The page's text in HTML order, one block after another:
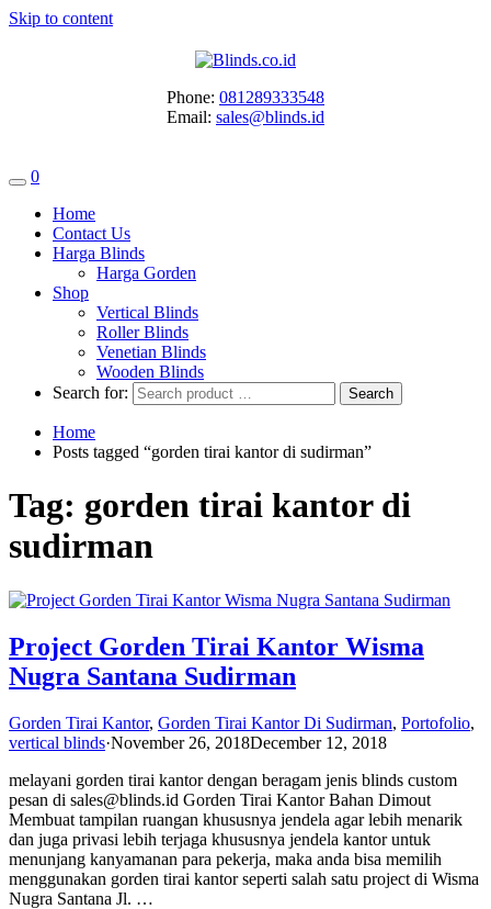
Skip to content
Phone: 081289333548
Email: sales@blinds.id
0
Home
Contact Us
Harga Blinds
Harga Gorden
Shop
Vertical Blinds
Roller Blinds
Venetian Blinds
Wooden Blinds
Search for:
Home
Posts tagged “gorden tirai kantor di sudirman”
Tag: gorden tirai kantor di
sudirman
Project Gorden Tirai Kantor Wisma
Nugra Santana Sudirman
Gorden Tirai Kantor, Gorden Tirai Kantor Di Sudirman, Portofolio,
vertical blinds·November 26, 2018December 12, 2018
melayani gorden tirai kantor dengan beragam jenis blinds custom
pesan di sales@blinds.id Gorden Tirai Kantor Bahan Dimout
Membuat tampilan ruangan khususnya jendela agar lebih menarik
dan juga privasi lebih terjaga khususnya jendela kantor untuk
menunjang kanyamanan para pekerja, maka anda bisa memilih
menggunakan gorden tirai kantor seperti salah satu project di Wisma
Nugra Santana Jl. …